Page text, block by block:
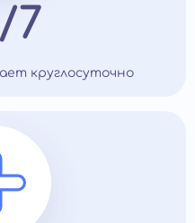
7
круглосуточно